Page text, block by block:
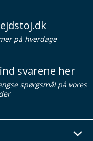
på hverdage
svarene her
spørgsmål på vores